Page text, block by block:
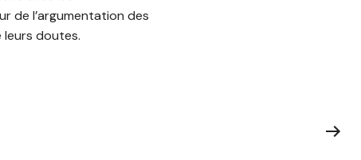
de l’argumentation des
doutes.